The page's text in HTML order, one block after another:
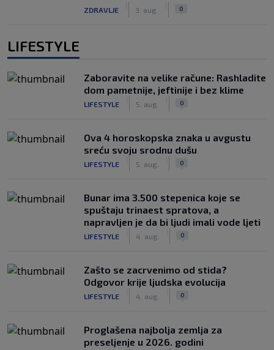
ZDRAVLJE 3. aug. 0
LIFESTYLE
Zaboravite na velike račune: Rashladite
dom pametnije, jeftinije i bez klime
LIFESTYLE 5. aug. 0
Ova 4 horoskopska znaka u avgustu
sreću svoju srodnu dušu
LIFESTYLE 5. aug. 0
Bunar imа 3.500 stepenica koje se
spuštaju trinaest spratova, a
napravljen je da bi ljudi imali vode ljeti
LIFESTYLE 4. aug. 0
Zašto se zacrvenimo od stida?
Odgovor krije ljudska evolucija
LIFESTYLE 4. aug. 0
Proglašena najbolja zemlja za
preseljenje u 2026. godini